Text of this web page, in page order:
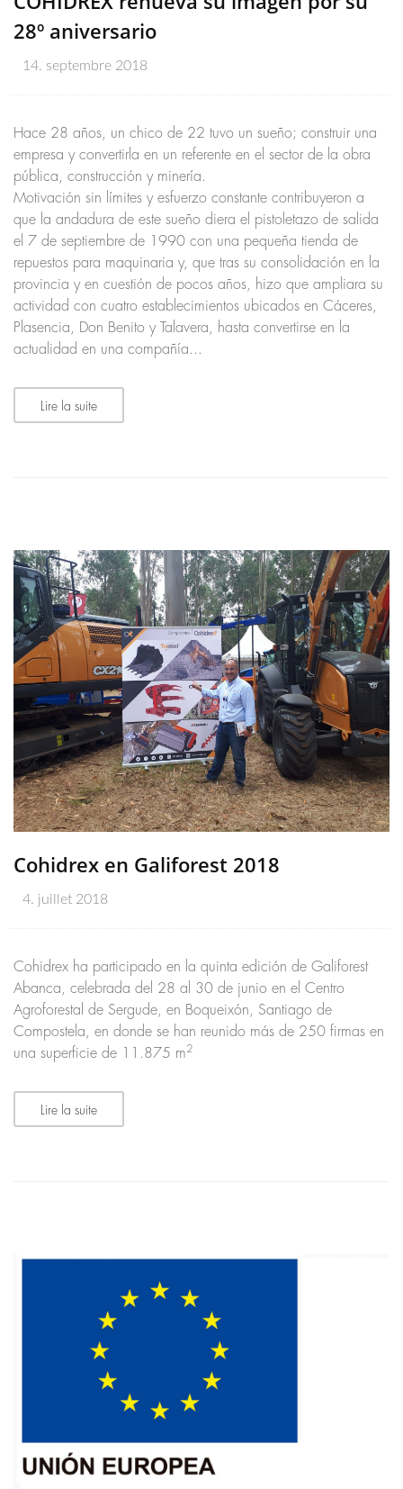
28º aniversario
14. septembre 2018
Hace 28 años, un chico de 22 tuvo un sueño; construir una
empresa y convertirla en un referente en el sector de la obra
pública, construcción y minería.
Motivación sin límites y esfuerzo constante contribuyeron a
que la andadura de este sueño diera el pistoletazo de salida
el 7 de septiembre de 1990 con una pequeña tienda de
repuestos para maquinaria y, que tras su consolidación en la
provincia y en cuestión de pocos años, hizo que ampliara su
actividad con cuatro establecimientos ubicados en Cáceres,
Plasencia, Don Benito y Talavera, hasta convertirse en la
actualidad en una compañía...
Lire la suite
Cohidrex en Galiforest 2018
4. juillet 2018
Cohidrex ha participado en la quinta edición de Galiforest
Abanca, celebrada del 28 al 30 de junio en el Centro
Agroforestal de Sergude, en Boqueixón, Santiago de
Compostela, en donde se han reunido más de 250 firmas en
una superficie de 11.875 m2
Lire la suite